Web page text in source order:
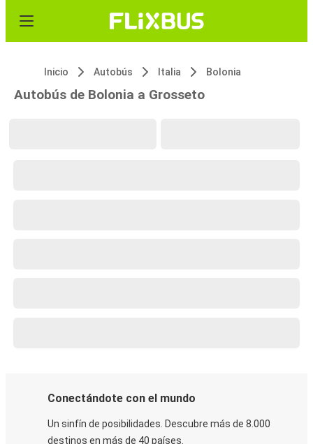
Inicio Autobús Italia Bolonia
Autobús de Bolonia a Grosseto
Conectándote con el mundo
Un sinfín de posibilidades. Descubre más de 8.000
destinos en más de 40 países.